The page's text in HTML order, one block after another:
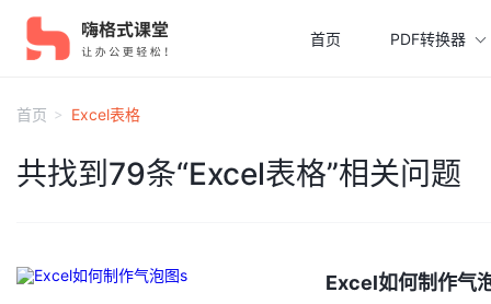
首页 PDF转换器
首页 Excel表格
共找到79条“Excel表格”相关问题
Excel如何制作气